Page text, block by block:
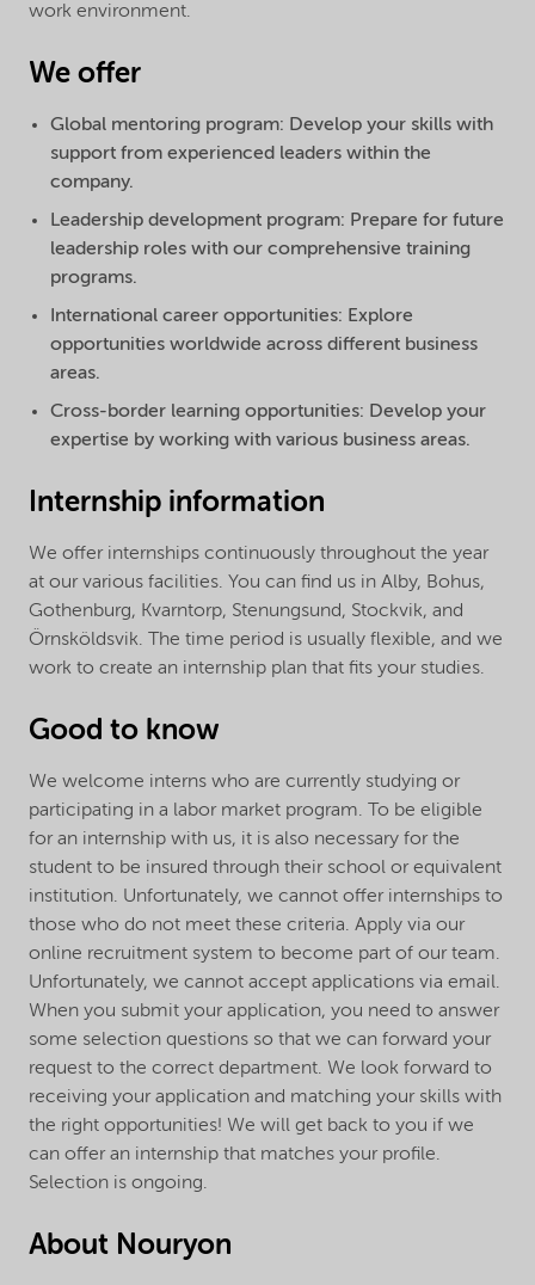
work environment.
We offer
Global mentoring program: Develop your skills with
support from experienced leaders within the
company.
Leadership development program: Prepare for future
leadership roles with our comprehensive training
programs.
International career opportunities: Explore
opportunities worldwide across different business
areas.
Cross-border learning opportunities: Develop your
expertise by working with various business areas.
Internship information
We offer internships continuously throughout the year
at our various facilities. You can find us in Alby, Bohus,
Gothenburg, Kvarntorp, Stenungsund, Stockvik, and
Örnsköldsvik. The time period is usually flexible, and we
work to create an internship plan that fits your studies.
Good to know
We welcome interns who are currently studying or
participating in a labor market program. To be eligible
for an internship with us, it is also necessary for the
student to be insured through their school or equivalent
institution. Unfortunately, we cannot offer internships to
those who do not meet these criteria. Apply via our
online recruitment system to become part of our team.
Unfortunately, we cannot accept applications via email.
When you submit your application, you need to answer
some selection questions so that we can forward your
request to the correct department. We look forward to
receiving your application and matching your skills with
the right opportunities! We will get back to you if we
can offer an internship that matches your profile.
Selection is ongoing.
About Nouryon